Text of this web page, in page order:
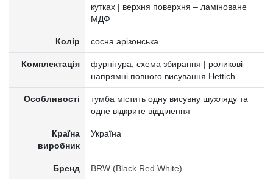
кутках | верхня поверхня – ламіноване
МДФ
Колір сосна арізонська
Комплектація
фурнітура, схема збирання | роликові
напрямні повного висування Hettich
Особливості
тумба містить одну висувну шухляду та
одне відкрите відділення
Країна
виробник
Україна
Бренд BRW (Black Red White)